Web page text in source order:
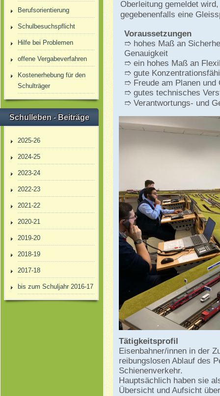
Berufsorientierung
Schulbesuchspflicht
Hilfe bei Problemen
offene Vergabeverfahren
Kostenerhebung für den
Schulträger
Schulleben - Beiträge
2025-26
2024-25
2023-24
2022-23
2021-22
2020-21
2019-20
2018-19
2017-18
bis zum Schuljahr 2016-17
Oberleitung gemeldet
gegebenenfalls eine
Voraussetzungen
➱ hohes Maß an
Genauigkeit
➱ ein hohes Maß an
➱ gute
➱ Freude am Planen und
➱ gutes technisches
➱ Verantwortungs- und
Tätigkeitsprofil
Eisenbahner/innen in der
reibungslosen Ablauf des
Schienenverkehr.
Hauptsächlich haben sie
Übersicht und Aufsicht